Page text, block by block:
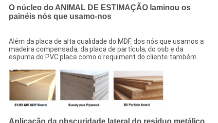
O núcleo do ANIMAL DE ESTIMAÇÃO laminou os
painéis nós que usamo-nos
Além da placa de alta qualidade do MDF, dos nós que usamos a
madeira compensada, da placa de partícula, do osb e da
espuma do PVC placa como o requiment do cliente também.